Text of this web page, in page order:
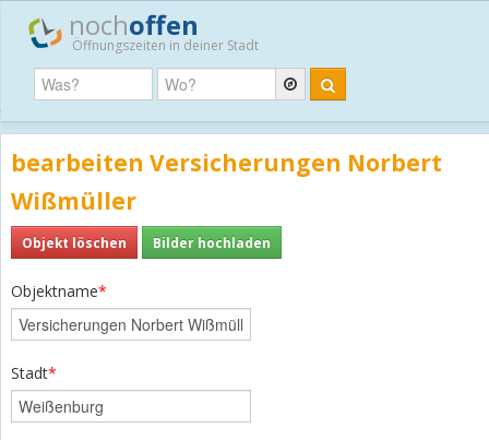
nochoffen
Öffnungszeiten in deiner Stadt
bearbeiten Versicherungen Norbert
Wißmüller
Objekt löschen Bilder hochladen
Objektname*
Stadt*